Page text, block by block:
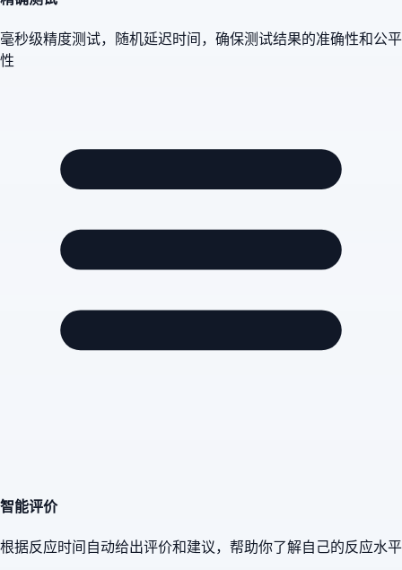
毫秒级精度测试，随机延迟时间，确保测试结果的准确性和公平
性
智能评价
根据反应时间自动给出评价和建议，帮助你了解自己的反应水平